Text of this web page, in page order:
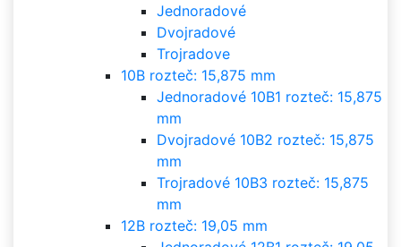
Jednoradové
Dvojradové
Trojradove
10B rozteč: 15,875 mm
Jednoradové 10B1 rozteč: 15,875
mm
Dvojradové 10B2 rozteč: 15,875
mm
Trojradové 10B3 rozteč: 15,875
mm
12B rozteč: 19,05 mm